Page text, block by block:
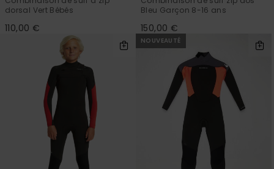
dorsal Vert Bébés
110,00 €
Bleu Garçon 8-16 ans
150,00 €
NOUVEAUTÉ